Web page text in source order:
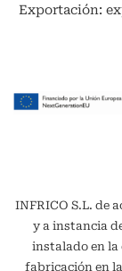
Exportación:
INFRICO S.L. de
y a instancia
instalado en la
fabricación en